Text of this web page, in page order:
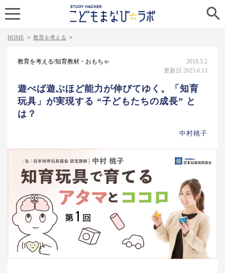

HOME > 教育を考える >
教育を考える/知育教材・おもちゃ
2018.5.2
更新日 2025.6.13
遊べば遊ぶほど能力が伸びてゆく。「知育
玩具」が実現する “子どもたちの成長” と
は？
中村桃子